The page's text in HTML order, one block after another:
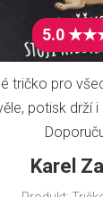
5.0
tričko pro
potisk drží
Karel